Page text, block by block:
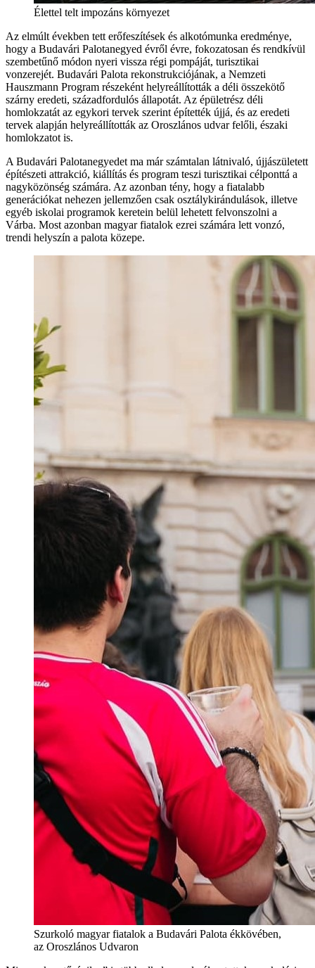
Élettel telt impozáns környezet
Az elmúlt években tett erőfeszítések és alkotómunka eredménye,
hogy a Budavári Palotanegyed évről évre, fokozatosan és rendkívül
szembetűnő módon nyeri vissza régi pompáját, turisztikai
vonzerejét. Budavári Palota rekonstrukciójának, a Nemzeti
Hauszmann Program részeként helyreállították a déli összekötő
szárny eredeti, századfordulós állapotát. Az épületrész déli
homlokzatát az egykori tervek szerint építették újjá, és az eredeti
tervek alapján helyreállították az Oroszlános udvar felőli, északi
homlokzatot is.
A Budavári Palotanegyedet ma már számtalan látnivaló, újjászületett
építészeti attrakció, kiállítás és program teszi turisztikai célponttá a
nagyközönség számára. Az azonban tény, hogy a fiatalabb
generációkat nehezen jellemzően csak osztálykirándulások, illetve
egyéb iskolai programok keretein belül lehetett felvonszolni a
Várba. Most azonban magyar fiatalok ezrei számára lett vonzó,
trendi helyszín a palota közepe.
Szurkoló magyar fiatalok a Budavári Palota ékkövében,
az Oroszlános Udvaron